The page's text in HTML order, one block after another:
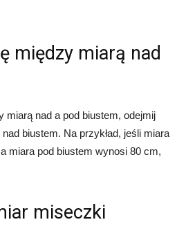
między miarą nad
nad a pod biustem, odejmij
biustem. Na przykład, jeśli miara
miara pod biustem wynosi 80 cm,
miseczki